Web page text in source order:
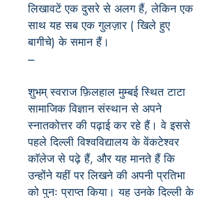
लिखावटें एक दुसरे से अलग हैं, लेकिन एक
साथ यह सब एक गुलज़ार ( खिले हुए
बागीचे) के समान हैं।
---
शुभम् स्वराज फ़िलहाल मुम्बई स्थित टाटा
सामाजिक विज्ञान संस्थान से अपने
स्नातकोत्तर की पढ़ाई कर रहे हैं। वे इससे
पहले दिल्ली विश्वविद्यालय के वेंकटेश्वर
काॅलेज से पढ़े हैं, और यह मानते हैं कि
उन्होंने यहीं पर लिखने की अपनी प्रतिभा
को पुनः प्राप्त किया। यह उनके दिल्ली के